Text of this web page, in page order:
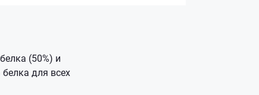
(50%) и
для всех